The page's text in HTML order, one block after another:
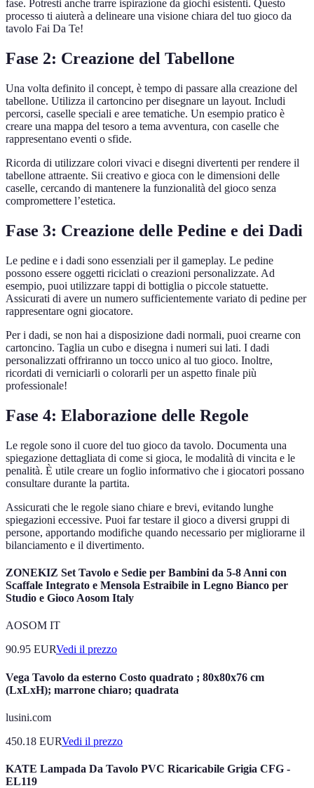
fase. Potresti anche trarre ispirazione da giochi esistenti. Questo
processo ti aiuterà a delineare una visione chiara del tuo gioco da
tavolo Fai Da Te!
Fase 2: Creazione del Tabellone
Una volta definito il concept, è tempo di passare alla creazione del
tabellone. Utilizza il cartoncino per disegnare un layout. Includi
percorsi, caselle speciali e aree tematiche. Un esempio pratico è
creare una mappa del tesoro a tema avventura, con caselle che
rappresentano eventi o sfide.
Ricorda di utilizzare colori vivaci e disegni divertenti per rendere il
tabellone attraente. Sii creativo e gioca con le dimensioni delle
caselle, cercando di mantenere la funzionalità del gioco senza
compromettere l’estetica.
Fase 3: Creazione delle Pedine e dei Dadi
Le pedine e i dadi sono essenziali per il gameplay. Le pedine
possono essere oggetti riciclati o creazioni personalizzate. Ad
esempio, puoi utilizzare tappi di bottiglia o piccole statuette.
Assicurati di avere un numero sufficientemente variato di pedine per
rappresentare ogni giocatore.
Per i dadi, se non hai a disposizione dadi normali, puoi crearne con
cartoncino. Taglia un cubo e disegna i numeri sui lati. I dadi
personalizzati offriranno un tocco unico al tuo gioco. Inoltre,
ricordati di verniciarli o colorarli per un aspetto finale più
professionale!
Fase 4: Elaborazione delle Regole
Le regole sono il cuore del tuo gioco da tavolo. Documenta una
spiegazione dettagliata di come si gioca, le modalità di vincita e le
penalità. È utile creare un foglio informativo che i giocatori possano
consultare durante la partita.
Assicurati che le regole siano chiare e brevi, evitando lunghe
spiegazioni eccessive. Puoi far testare il gioco a diversi gruppi di
persone, apportando modifiche quando necessario per migliorarne il
bilanciamento e il divertimento.
ZONEKIZ Set Tavolo e Sedie per Bambini da 5-8 Anni con
Scaffale Integrato e Mensola Estraibile in Legno Bianco per
Studio e Gioco Aosom Italy
AOSOM IT
90.95 EURVedi il prezzo
Vega Tavolo da esterno Costo quadrato ; 80x80x76 cm
(LxLxH); marrone chiaro; quadrata
lusini.com
450.18 EURVedi il prezzo
KATE Lampada Da Tavolo PVC Ricaricabile Grigia CFG -
EL119